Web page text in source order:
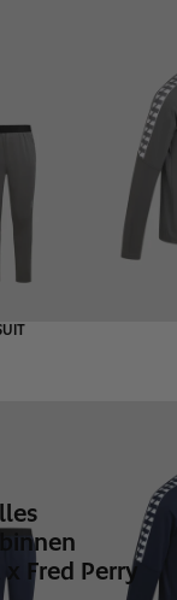
binnen
x Fred Perry